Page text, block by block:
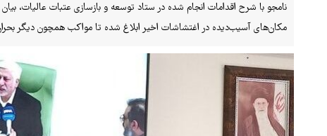
نامجو با شرح اقدامات انجام شده در ستاد توسعه و بازسازی عتبات عالیات،
مکان‌های آسیب‌دیده در اغتشاشات اخیر ابلاغ شده تا مواکب همچون دیگر